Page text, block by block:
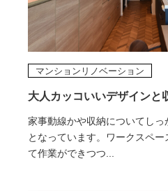
大人カッコいいデザインと
家事動線かや収納についてし
となっています。ワークスペ
て作業ができつつ...
マンションリノベーション